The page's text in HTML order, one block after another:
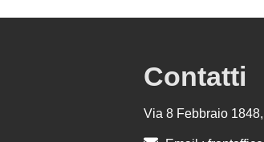
Contatti
Via 8 Febbraio